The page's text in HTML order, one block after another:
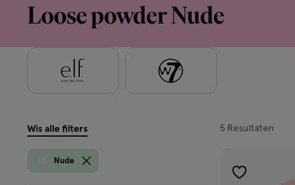
ga
naar
footer
hier:
Loose powder Nude
filters
Wis alle filters
Nude
5Resultaten
toevoegen